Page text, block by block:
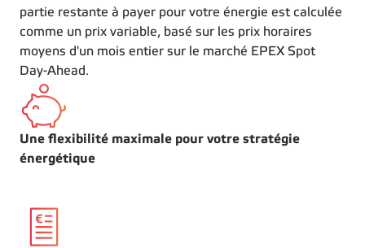
partie restante à payer pour votre énergie est calculée
comme un prix variable, basé sur les prix horaires
moyens d'un mois entier sur le marché EPEX Spot
Day-Ahead.
Une flexibilité maximale pour votre stratégie
énergétique